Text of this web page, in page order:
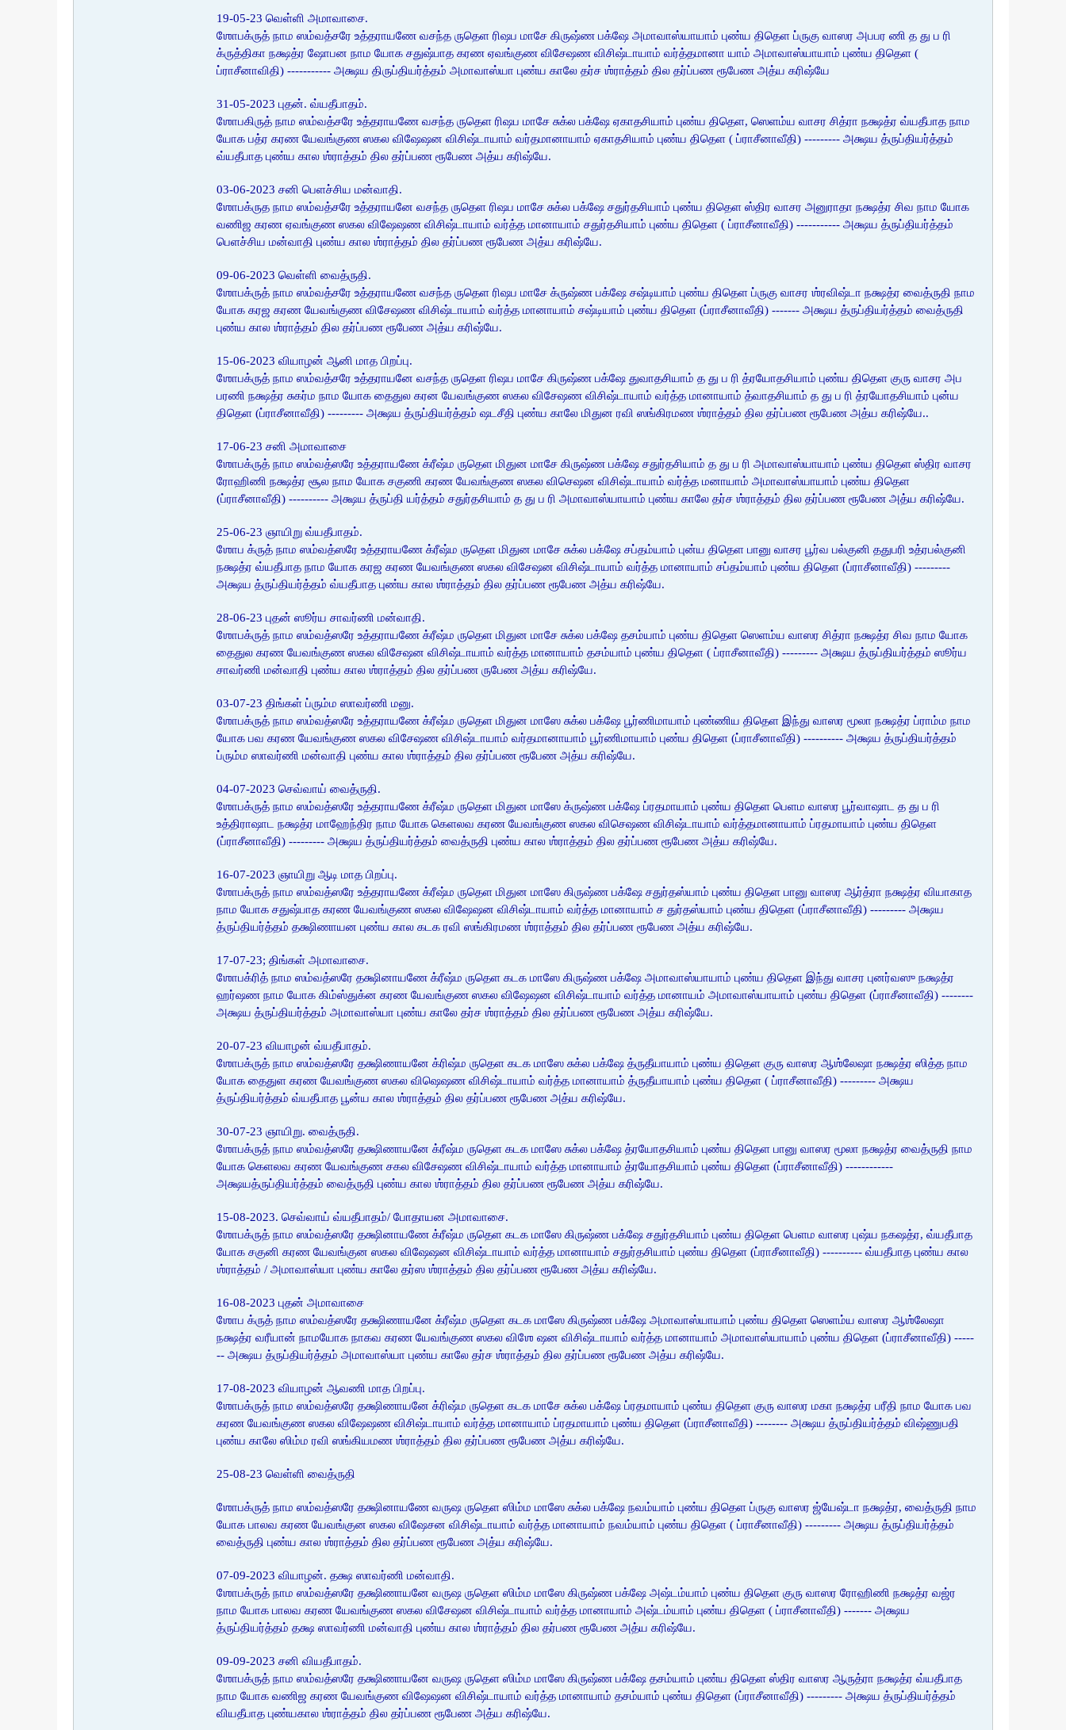
19-05-23 வெள்ளி அமாவாசை.
ஶோபக்ருத் நாம ஸம்வத்சரே உத்தராயணே வசந்த ருதெள ரிஷப மாசே கிருஷ்ண பக்ஷே அமாவாஸ்யாயாம் புண்ய திதெள ப்ருகு வாஸர அபபர ணி த து ப ரி
க்ருத்திகா நக்ஷத்ர ஷோபன நாம யோக சதுஷ்பாத கரண ஏவங்குண விசேஷண விசிஷ்டாயாம் வர்த்தமானா யாம் அமாவாஸ்யாயாம் புண்ய திதெள (
ப்ராசீனாவிதி) ----------- அக்ஷய திருப்தியர்த்தம் அமாவாஸ்யா புண்ய காலே தர்ச ஶ்ராத்தம் தில தர்ப்பண ரூபேண அத்ய கரிஷ்யே
31-05-2023 புதன். வ்யதீபாதம்.
ஶோபகிருத் நாம ஸம்வத்சரே உத்தராயணே வசந்த ருதெள ரிஷப மாசே சுக்ல பக்ஷே ஏகாதசியாம் புண்ய திதெள, ஸெளம்ய வாசர சித்ரா நக்ஷத்ர வ்யதீபாத நாம
யோக பத்ர கரண யேவங்குண ஸகல விஷேஷன விசிஷ்டாயாம் வர்தமானாயாம் ஏகாதசியாம் புண்ய திதெள ( ப்ராசீனாவீதி) --------- அக்ஷய த்ருப்தியர்த்தம்
வ்யதீபாத புண்ய கால ஶ்ராத்தம் தில தர்ப்பண ரூபேண அத்ய கரிஷ்யே.
03-06-2023 சனி பெளச்சிய மன்வாதி.
ஶோபக்ருத நாம ஸம்வத்சரே உத்தராயனே வசந்த ருதெள ரிஷப மாசே சுக்ல பக்ஷே சதுர்தசியாம் புண்ய திதெள ஸ்திர வாசர அனுராதா நக்ஷத்ர சிவ நாம யோக
வணிஜ கரண ஏவங்குண ஸகல விஷேஷண விசிஷ்டாயாம் வர்த்த மானாயாம் சதுர்தசியாம் புண்ய திதெள ( ப்ராசீனாவீதி) ----------- அக்ஷய த்ருப்தியர்த்தம்
பெளச்சிய மன்வாதி புண்ய கால ஶ்ராத்தம் தில தர்ப்பண ரூபேண அத்ய கரிஷ்யே.
09-06-2023 வெள்ளி வைத்ருதி.
ஶோபக்ருத் நாம ஸம்வத்சரே உத்தராயணே வசந்த ருதெள ரிஷப மாசே க்ருஷ்ண பக்ஷே சஷ்டியாம் புண்ய திதெள ப்ருகு வாசர ஶ்ரவிஷ்டா நக்ஷத்ர வைத்ருதி நாம
யோக கரஜ கரண யேவங்குண விசேஷண விசிஷ்டாயாம் வர்த்த மானாயாம் சஷ்டியாம் புண்ய திதெள (ப்ராசீனாவீதி) ------- அக்ஷய த்ருப்தியர்த்தம் வைத்ருதி
புண்ய கால ஶ்ராத்தம் தில தர்ப்பண ரூபேண அத்ய கரிஷ்யே.
15-06-2023 வியாழன் ஆனி மாத பிறப்பு.
ஶோபக்ருத் நாம ஸம்வத்சரே உத்தராயனே வசந்த ருதெள ரிஷப மாசே கிருஷ்ண பக்ஷே துவாதசியாம் த து ப ரி த்ரயோதசியாம் புண்ய திதெள குரு வாசர அப
பரணி நக்ஷத்ர சுகர்ம நாம யோக தைதுல கரன யேவங்குண ஸகல விசேஷண விசிஷ்டாயாம் வர்த்த மானாயாம் த்வாதசியாம் த து ப ரி த்ரயோதசியாம் புன்ய
திதெள (ப்ராசீனாவீதி) --------- அக்ஷய த்ருப்தியர்த்தம் ஷடசீதி புண்ய காலே மிதுன ரவி ஸங்கிரமண ஶ்ராத்தம் தில தர்ப்பண ரூபேண அத்ய கரிஷ்யே..
17-06-23 சனி அமாவாசை
ஶோபக்ருத் நாம ஸம்வத்ஸரே உத்தராயணே க்ரீஷ்ம ருதெள மிதுன மாசே கிருஷ்ண பக்ஷே சதுர்தசியாம் த து ப ரி அமாவாஸ்யாயாம் புண்ய திதெள ஸ்திர வாசர
ரோஹிணி நக்ஷத்ர சூல நாம யோக சகுணி கரண யேவங்குண ஸகல விசெஷன விசிஷ்டாயாம் வர்த்த மனாயாம் அமாவாஸ்யாயாம் புண்ய திதெள
(ப்ராசீனாவீதி) ---------- அக்ஷய த்ருப்தி யர்த்தம் சதுர்தசியாம் த து ப ரி அமாவாஸ்யாயாம் புண்ய காலே தர்ச ஶ்ராத்தம் தில தர்ப்பண ரூபேண அத்ய கரிஷ்யே.
25-06-23 ஞாயிறு வ்யதீபாதம்.
ஶோப க்ருத் நாம ஸம்வத்ஸரே உத்தராயணே க்ரீஷ்ம ருதெள மிதுன மாசே சுக்ல பக்ஷே சப்தம்யாம் புன்ய திதெள பானு வாசர பூர்வ பல்குனி ததுபரி உத்ரபல்குனி
நக்ஷத்ர வ்யதீபாத நாம யோக கரஜ கரண யேவங்குண ஸகல விசேஷன விசிஷ்டாயாம் வர்த்த மானாயாம் சப்தம்யாம் புண்ய திதெள (ப்ராசீனாவீதி) ---------
அக்ஷய த்ருப்தியர்த்தம் வ்யதீபாத புண்ய கால ஶ்ராத்தம் தில தர்ப்பண ரூபேண அத்ய கரிஷ்யே.
28-06-23 புதன் ஸூர்ய சாவர்ணி மன்வாதி.
ஶோபக்ருத் நாம ஸம்வத்ஸரே உத்தராயணே க்ரீஷ்ம ருதெள மிதுன மாசே சுக்ல பக்ஷே தசம்யாம் புண்ய திதெள ஸெளம்ய வாஸர சித்ரா நக்ஷத்ர சிவ நாம யோக
தைதுல கரண யேவங்குண ஸகல விசேஷன விசிஷ்டாயாம் வர்த்த மானாயாம் தசம்யாம் புண்ய திதெள ( ப்ராசீனாவீதி) --------- அக்ஷய த்ருப்தியர்த்தம் ஸூர்ய
சாவர்ணி மன்வாதி புண்ய கால ஶ்ராத்தம் தில தர்ப்பண ருபேண அத்ய கரிஷ்யே.
03-07-23 திங்கள் ப்ரும்ம ஸாவர்ணி மனு.
ஶோபக்ருத் நாம ஸம்வத்ஸரே உத்தராயணே க்ரீஷ்ம ருதெள மிதுன மாஸே சுக்ல பக்ஷே பூர்ணிமாயாம் புண்ணிய திதெள இந்து வாஸர மூலா நக்ஷத்ர ப்ராம்ம நாம
யோக பவ கரண யேவங்குண ஸகல விசேஷண விசிஷ்டாயாம் வர்தமானாயாம் பூர்ணிமாயாம் புண்ய திதெள (ப்ராசீனாவீதி) ---------- அக்ஷய த்ருப்தியர்த்தம்
ப்ரும்ம ஸாவர்ணி மன்வாதி புண்ய கால ஶ்ராத்தம் தில தர்ப்பண ரூபேண அத்ய கரிஷ்யே.
04-07-2023 செவ்வாய் வைத்ருதி.
ஶோபக்ருத் நாம ஸம்வத்ஸரே உத்தராயணே க்ரீஷ்ம ருதெள மிதுன மாஸே க்ருஷ்ண பக்ஷே ப்ரதமாயாம் புண்ய திதெள பெளம வாஸர பூர்வாஷாட த து ப ரி
உத்திராஷாட நக்ஷத்ர மாஹேந்திர நாம யோக கெளலவ கரண யேவங்குண ஸகல விசெஷண விசிஷ்டாயாம் வர்த்தமானாயாம் ப்ரதமாயாம் புண்ய திதெள
(ப்ராசீனாவீதி) --------- அக்ஷய த்ருப்தியர்த்தம் வைத்ருதி புண்ய கால ஶ்ராத்தம் தில தர்ப்பண ரூபேண அத்ய கரிஷ்யே.
16-07-2023 ஞாயிறு ஆடி மாத பிறப்பு.
ஶோபக்ருத் நாம ஸம்வத்ஸரே உத்தராயணே க்ரீஷ்ம ருதெள மிதுன மாஸே கிருஷ்ண பக்ஷே சதுர்தஸ்யாம் புண்ய திதெள பானு வாஸர ஆர்த்ரா நக்ஷத்ர வியாகாத
நாம யோக சதுஷ்பாத கரண யேவங்குண ஸகல விஷேஷன விசிஷ்டாயாம் வர்த்த மானாயாம் ச துர்தஸ்யாம் புண்ய திதெள (ப்ராசீனாவீதி) --------- அக்ஷய
த்ருப்தியர்த்தம் தக்ஷிணாயன புண்ய கால கடக ரவி ஸங்கிரமண ஶ்ராத்தம் தில தர்ப்பண ரூபேண அத்ய கரிஷ்யே.
17-07-23; திங்கள் அமாவாசை.
ஶோபக்ரித் நாம ஸம்வத்ஸரே தக்ஷினாயணே க்ரீஷ்ம ருதெள கடக மாஸே கிருஷ்ண பக்ஷே அமாவாஸ்யாயாம் புண்ய திதெள இந்து வாசர புனர்வஸு நக்ஷத்ர
ஹர்ஷண நாம யோக கிம்ஸ்துக்ன கரண யேவங்குண ஸகல விஷேஷன விசிஷ்டாயாம் வர்த்த மானாயம் அமாவாஸ்யாயாம் புண்ய திதெள (ப்ராசீனாவீதி) --------
அக்ஷய த்ருப்தியர்த்தம் அமாவாஸ்யா புண்ய காலே தர்ச ஶ்ராத்தம் தில தர்ப்பண ரூபேண அத்ய கரிஷ்யே.
20-07-23 வியாழன் வ்யதீபாதம்.
ஶோபக்ருத் நாம ஸம்வத்ஸரே தக்ஷிணாயனே க்ரிஷ்ம ருதெள கடக மாஸே சுக்ல பக்ஷே த்ருதீயாயாம் புண்ய திதெள குரு வாஸர ஆஶ்லேஷா நக்ஷத்ர ஸித்த நாம
யோக தைதுள கரண யேவங்குண ஸகல விஷெஷண விசிஷ்டாயாம் வர்த்த மானாயாம் த்ருதீயாயாம் புண்ய திதெள ( ப்ராசீனாவீதி) --------- அக்ஷய
த்ருப்தியர்த்தம் வ்யதீபாத பூன்ய கால ஶ்ராத்தம் தில தர்ப்பண ரூபேண அத்ய கரிஷ்யே.
30-07-23 ஞாயிறு. வைத்ருதி.
ஶோபக்ருத் நாம ஸம்வத்ஸரே தக்ஷிணாயனே க்ரீஷ்ம ருதெள கடக மாஸே சுக்ல பக்ஷே த்ரயோதசியாம் புண்ய திதெள பானு வாஸர மூலா நக்ஷத்ர வைத்ருதி நாம
யோக கெளலவ கரண யேவங்குண சகல விசேஷண விசிஷ்டாயாம் வர்த்த மானாயாம் த்ரயோதசியாம் புண்ய திதெள (ப்ராசீனாவீதி) ------------
அக்ஷயத்ருப்தியர்த்தம் வைத்ருதி புண்ய கால ஶ்ராத்தம் தில தர்ப்பண ரூபேண அத்ய கரிஷ்யே.
15-08-2023. செவ்வாய் வ்யதீபாதம்/ போதாயன அமாவாசை.
ஶோபக்ருத் நாம ஸம்வத்ஸரே தக்ஷினாயணே க்ரீஷ்ம ருதெள கடக மாஸே கிருஷ்ண பக்ஷே சதுர்தசியாம் புண்ய திதெள பெளம வாஸர புஷ்ய நகஷத்ர, வ்யதீபாத
யோக சகுனி கரண யேவங்குன ஸகல விஷேஷன விசிஷ்டாயாம் வர்த்த மானாயாம் சதுர்தசியாம் புண்ய திதெள (ப்ராசீனாவீதி) ---------- வ்யதீபாத புண்ய கால
ஶ்ராத்தம் / அமாவாஸ்யா புண்ய காலே தர்ஸ ஶ்ராத்தம் தில தர்ப்பண ரூபேண அத்ய கரிஷ்யே.
16-08-2023 புதன் அமாவாசை
ஶோப க்ருத் நாம ஸம்வத்ஸரே தக்ஷிணாயனே க்ரீஷ்ம ருதெள கடக மாஸே கிருஷ்ண பக்ஷே அமாவாஸ்யாயாம் புண்ய திதெள ஸெளம்ய வாஸர ஆஶ்லேஷா
நக்ஷத்ர வரீயான் நாமயோக நாகவ கரண யேவங்குண ஸகல விஶே ஷன விசிஷ்டாயாம் வர்த்த மானாயாம் அமாவாஸ்யாயாம் புண்ய திதெள (ப்ராசீனாவீதி) -----
-- அக்ஷய த்ருப்தியர்த்தம் அமாவாஸ்யா புண்ய காலே தர்ச ஶ்ராத்தம் தில தர்ப்பண ரூபேண அத்ய கரிஷ்யே.
17-08-2023 வியாழன் ஆவணி மாத பிறப்பு.
ஶோபக்ருத் நாம ஸம்வத்ஸரே தக்ஷிணாயனே க்ரிஷ்ம ருதெள கடக மாசே சுக்ல பக்ஷே ப்ரதமாயாம் புண்ய திதெள குரு வாஸர மகா நக்ஷத்ர பரீதி நாம யோக பவ
கரண யேவங்குண ஸகல விஷேஷண விசிஷ்டாயாம் வர்த்த மானாயாம் ப்ரதமாயாம் புண்ய திதெள (ப்ராசீனாவீதி) -------- அக்ஷய த்ருப்தியர்த்தம் விஷ்ணுபதி
புண்ய காலே ஸிம்ம ரவி ஸங்கியமண ஶ்ராத்தம் தில தர்ப்பண ரூபேண அத்ய கரிஷ்யே.
25-08-23 வெள்ளி வைத்ருதி
ஶோபக்ருத் நாம ஸம்வத்ஸரே தக்ஷினாயணே வருஷ ருதெள ஸிம்ம மாஸே சுக்ல பக்ஷே நவம்யாம் புண்ய திதெள ப்ருகு வாஸர ஜ்யேஷ்டா நக்ஷத்ர, வைத்ருதி நாம
யோக பாலவ கரண யேவங்குன ஸகல விஷேசன விசிஷ்டாயாம் வர்த்த மானாயாம் நவம்யாம் புண்ய திதெள ( ப்ராசீனாவீதி) --------- அக்ஷய த்ருப்தியர்த்தம்
வைத்ருதி புண்ய கால ஶ்ராத்தம் தில தர்ப்பண ரூபேண அத்ய கரிஷ்யே.
07-09-2023 வியாழன். தக்ஷ ஸாவர்ணி மன்வாதி.
ஶோபக்ருத் நாம ஸம்வத்ஸரே தக்ஷிணாயனே வருஷ ருதெள ஸிம்ம மாஸே கிருஷ்ண பக்ஷே அஷ்டம்யாம் புண்ய திதெள குரு வாஸர ரோஹிணி நக்ஷத்ர வஜ்ர
நாம யோக பாலவ கரண யேவங்குண ஸகல விசேஷன விசிஷ்டாயாம் வர்த்த மானாயாம் அஷ்டம்யாம் புண்ய திதெள ( ப்ராசீனாவீதி) ------- அக்ஷய
த்ருப்தியர்த்தம் தக்ஷ ஸாவர்ணி மன்வாதி புண்ய கால ஶ்ராத்தம் தில தர்பண ரூபேண அத்ய கரிஷ்யே.
09-09-2023 சனி வியதீபாதம்.
ஶோபக்ருத் நாம ஸம்வத்ஸரே தக்ஷிணாயனே வருஷ ருதெள ஸிம்ம மாஸே கிருஷ்ண பக்ஷே தசம்யாம் புண்ய திதெள ஸ்திர வாஸர ஆருத்ரா நக்ஷத்ர வ்யதீபாத
நாம யோக வணிஜ கரண யேவங்குண விஷேஷன விசிஷ்டாயாம் வர்த்த மானாயாம் தசம்யாம் புண்ய திதெள (ப்ராசீனாவீதி) --------- அக்ஷய த்ருப்தியர்த்தம்
வியதீபாத புண்யகால ஶ்ராத்தம் தில தர்ப்பண ரூபேண அத்ய கரிஷ்யே.